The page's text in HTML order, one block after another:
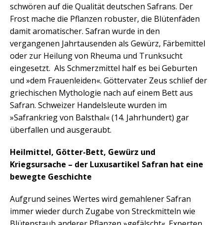
schwören auf die Qualität deutschen Safrans. Der
Frost mache die Pflanzen robuster, die Blütenfäden
damit aromatischer. Safran wurde in den
vergangenen Jahrtausenden als Gewürz, Färbemittel
oder zur Heilung von Rheuma und Trunksucht
eingesetzt. Als Schmerzmittel half es bei Geburten
und »dem Frauenleiden«. Göttervater Zeus schlief der
griechischen Mythologie nach auf einem Bett aus
Safran. Schweizer Handelsleute wurden im
»Safrankrieg von Balsthal« (14. Jahrhundert) gar
überfallen und ausgeraubt.
Heilmittel, Götter-Bett, Gewürz und
Kriegsursache – der Luxusartikel Safran hat eine
bewegte Geschichte
Aufgrund seines Wertes wird gemahlener Safran
immer wieder durch Zugabe von Streckmitteln wie